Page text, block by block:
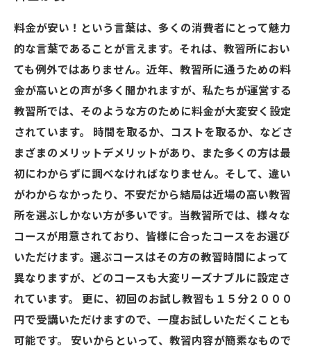
料金が安い！という言葉は、多くの消費者にとって魅力
的な言葉であることが言えます。それは、教習所におい
ても例外ではありません。近年、教習所に通うための料
金が高いとの声が多く聞かれますが、私たちが運営する
教習所では、そのような方のために料金が大変安く設定
されています。 時間を取るか、コストを取るか、などさ
まざまのメリットデメリットがあり、また多くの方は最
初にわからずに調べなければなりません。そして、違い
がわからなかったり、不安だから結局は近場の高い教習
所を選ぶしかない方が多いです。当教習所では、様々な
コースが用意されており、皆様に合ったコースをお選び
いただけます。選ぶコースはその方の教習時間によって
異なりますが、どのコースも大変リーズナブルに設定さ
れています。 更に、初回のお試し教習も１５分２０００
円で受講いただけますので、一度お試しいただくことも
可能です。 安いからといって、教習内容が簡素なもので